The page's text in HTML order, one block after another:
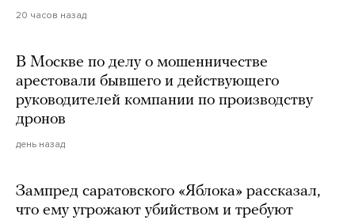
20 часов назад
В Москве по делу о мошенничестве
арестовали бывшего и действующего
руководителей компании по производству
дронов
день назад
Зампред саратовского «Яблока» рассказал,
что ему угрожают убийством и требуют